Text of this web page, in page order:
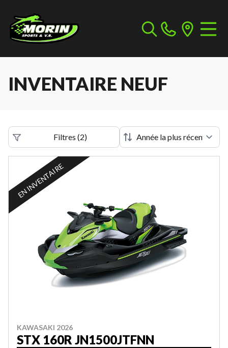
INVENTAIRE NEUF
Filtres (2)
EN INVENTAIRE
KAWASAKI 2026
STX 160R JN1500JTFNN